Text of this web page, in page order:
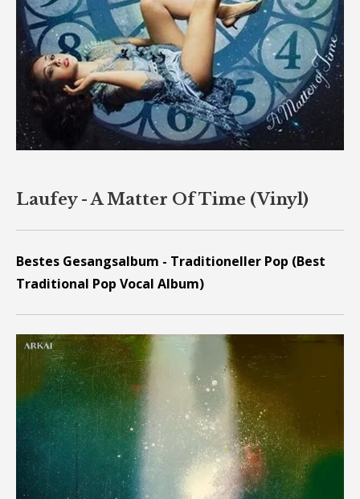
Laufey - A Matter Of Time (Vinyl)
Bestes Gesangsalbum - Traditioneller Pop (Best
Traditional Pop Vocal Album)